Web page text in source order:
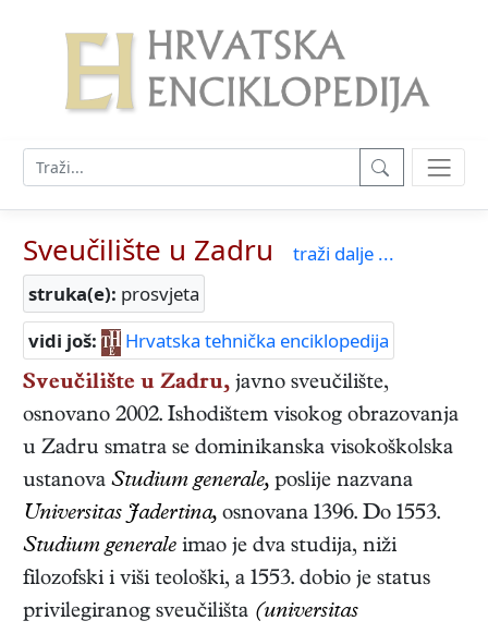
Sveučilište u Zadru
traži dalje ...
struka(e): prosvjeta
vidi još:
Hrvatska tehnička enciklopedija
Sveučilište u Zadru, javno sveučilište,
osnovano 2002. Ishodištem visokog obrazovanja
u Zadru smatra se dominikanska visokoškolska
ustanova Studium generale, poslije nazvana
Universitas Jadertina, osnovana 1396. Do 1553.
Studium generale imao je dva studija, niži
filozofski i viši teološki, a 1553. dobio je status
privilegiranog sveučilišta (universitas